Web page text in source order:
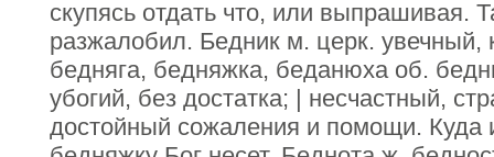
скупясь отдать что, или выпрашивая.
разжалобил. Бедник м. церк.
бедняга, бедняжка, беданюха об.
убогий, без достатка; | несчастный,
достойный сожаления и помощи. Куда